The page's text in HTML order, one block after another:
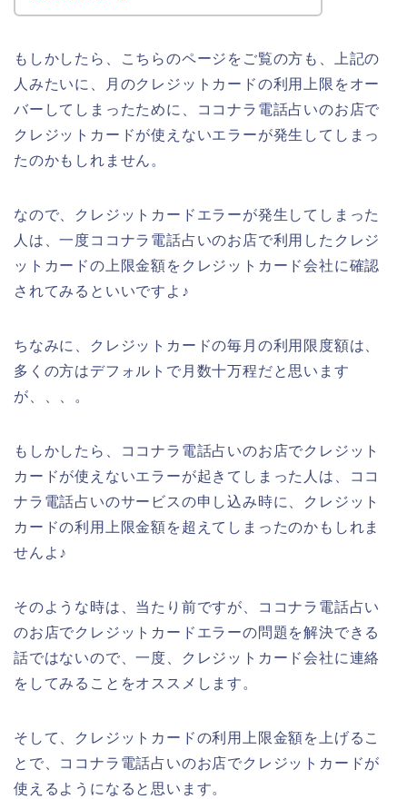
もしかしたら、こちらのページをご覧の方も、上記の
人みたいに、月のクレジットカードの利用上限をオー
バーしてしまったために、ココナラ電話占いのお店で
クレジットカードが使えないエラーが発生してしまっ
たのかもしれません。
なので、クレジットカードエラーが発生してしまった
人は、一度ココナラ電話占いのお店で利用したクレジ
ットカードの上限金額をクレジットカード会社に確認
されてみるといいですよ♪
ちなみに、クレジットカードの毎月の利用限度額は、
多くの方はデフォルトで月数十万程だと思います
が、、、。
もしかしたら、ココナラ電話占いのお店でクレジット
カードが使えないエラーが起きてしまった人は、ココ
ナラ電話占いのサービスの申し込み時に、クレジット
カードの利用上限金額を超えてしまったのかもしれま
せんよ♪
そのような時は、当たり前ですが、ココナラ電話占い
のお店でクレジットカードエラーの問題を解決できる
話ではないので、一度、クレジットカード会社に連絡
をしてみることをオススメします。
そして、クレジットカードの利用上限金額を上げるこ
とで、ココナラ電話占いのお店でクレジットカードが
使えるようになると思います。